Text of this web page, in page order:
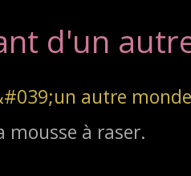
d'un
mousse à raser.